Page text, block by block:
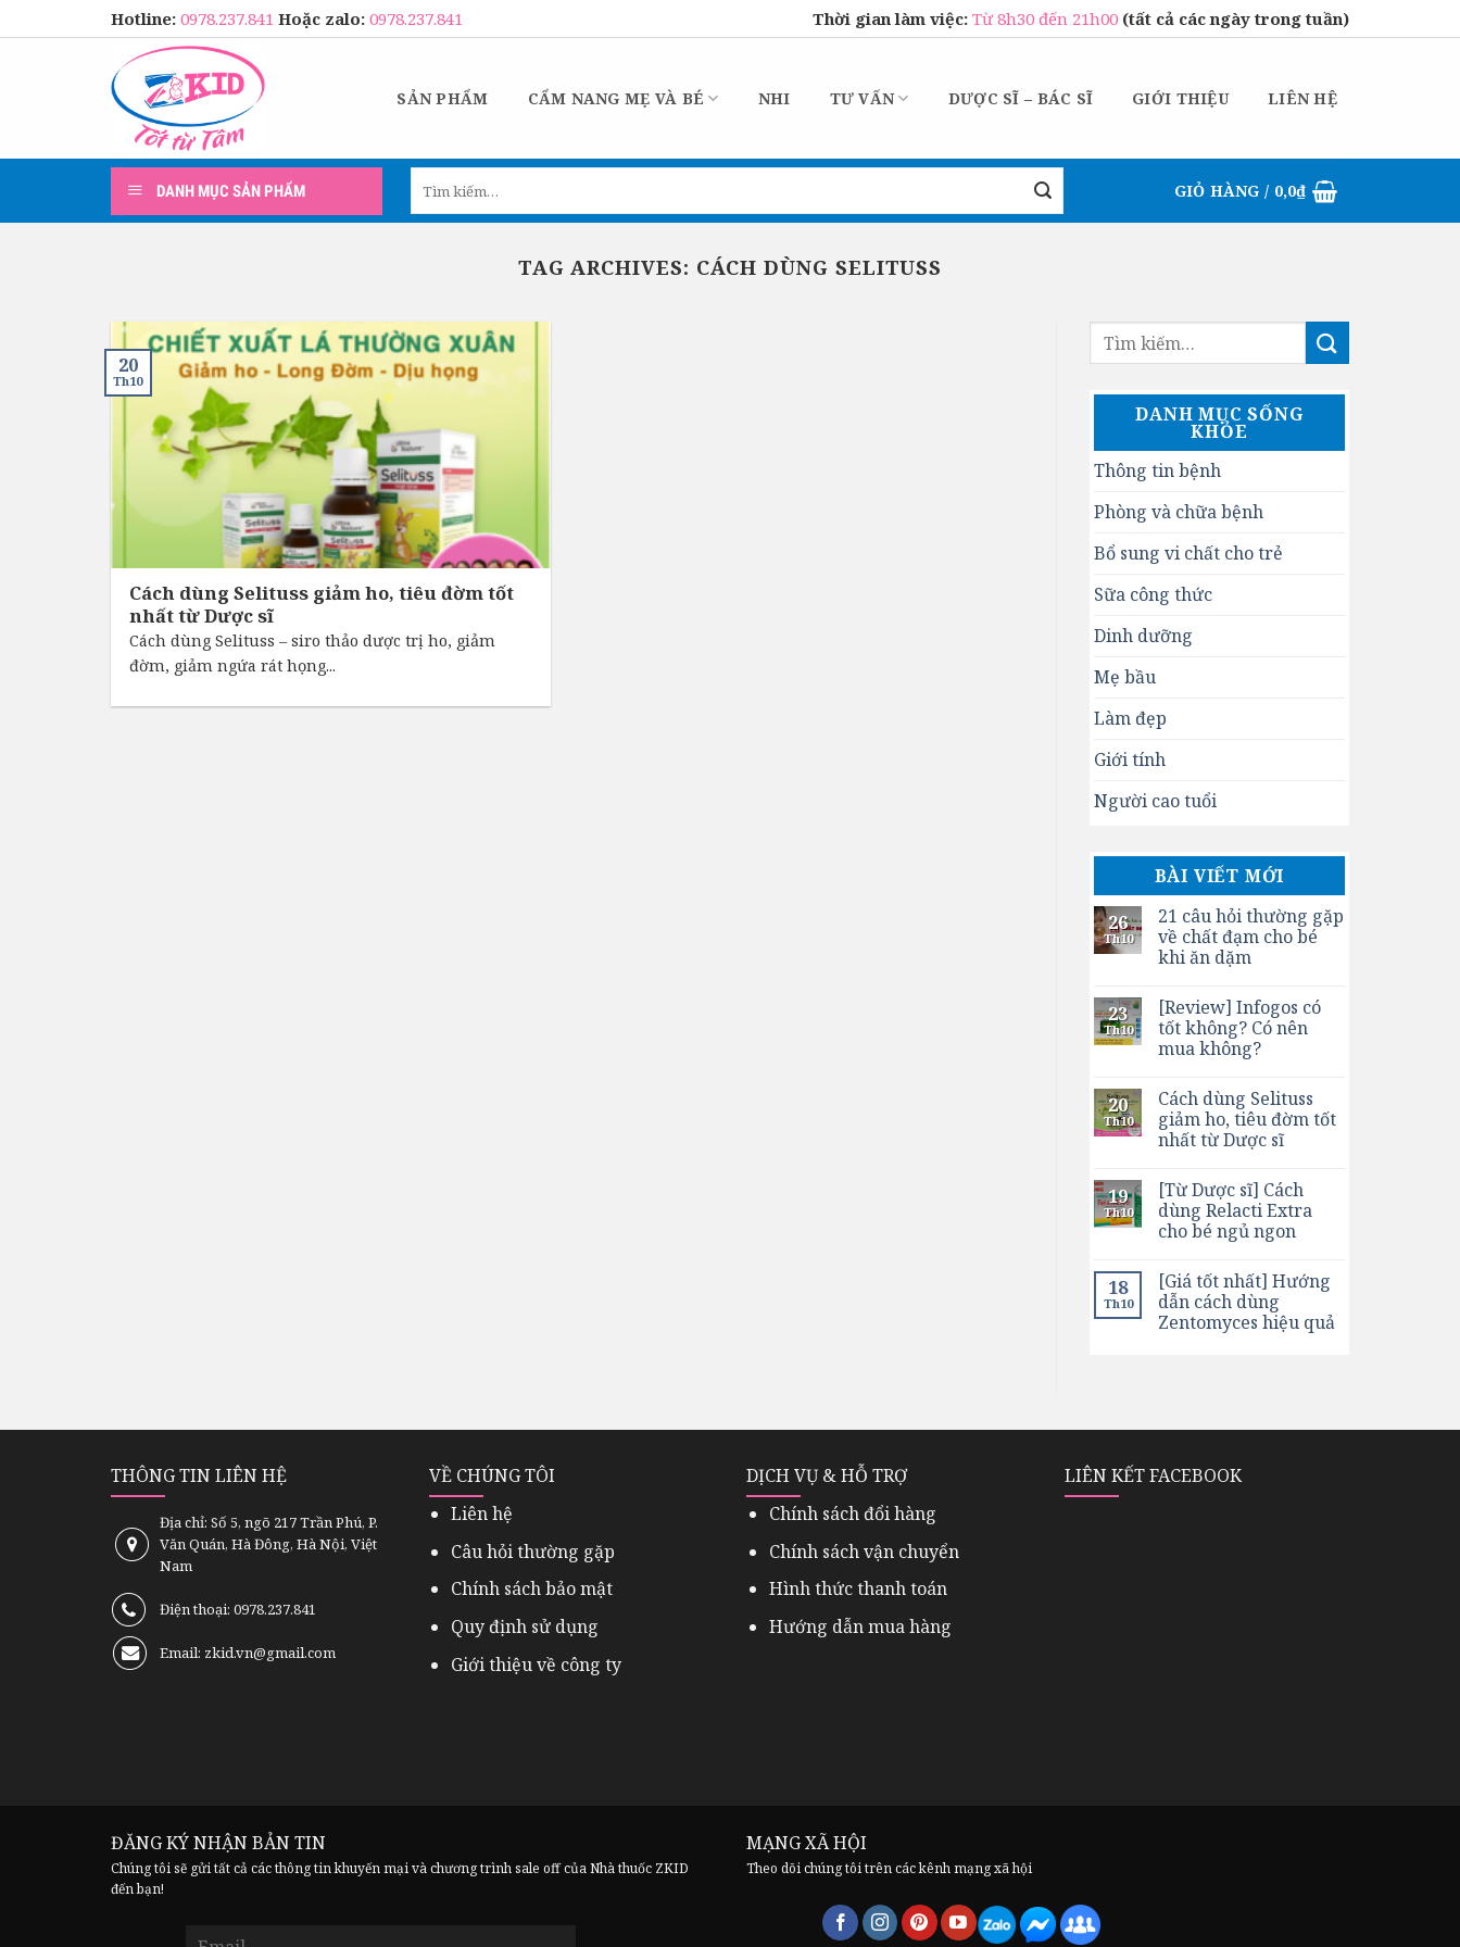
to
Hotline: 0978.237.841 Hoặc zalo: 0978.237.841 Thời gian làm việc: Từ 8h30 đến 21h00 (tất cả các ngày trong tuần)
SẢN PHẨM CẨM NANG MẸ VÀ BÉ NHI TƯ VẤN DƯỢC SĨ – BÁC SĨ GIỚI THIỆU LIÊN HỆ
DANH MỤC SẢN PHẨM
kiếm:
GIỎ HÀNG / 0,0₫
TAG ARCHIVES: CÁCH DÙNG SELITUSS
Cách dùng Selituss giảm ho, tiêu đờm tốt
nhất từ Dược sĩ
Cách dùng Selituss – siro thảo dược trị ho, giảm
đờm, giảm ngứa rát họng...
20
Th10
DANH MỤC SỐNG
KHỎE
Thông tin bệnh
Phòng và chữa bệnh
Bổ sung vi chất cho trẻ
Sữa công thức
Dinh dưỡng
Mẹ bầu
Làm đẹp
Giới tính
Người cao tuổi
BÀI VIẾT MỚI
26
Th10
21 câu hỏi thường gặp
về chất đạm cho bé
khi ăn dặm
23
Th10
[Review] Infogos có
tốt không? Có nên
mua không?
20
Th10
Cách dùng Selituss
giảm ho, tiêu đờm tốt
nhất từ Dược sĩ
19
Th10
[Từ Dược sĩ] Cách
dùng Relacti Extra
cho bé ngủ ngon
18
Th10
[Giá tốt nhất] Hướng
dẫn cách dùng
Zentomyces hiệu quả
THÔNG TIN LIÊN HỆ
Địa chỉ: Số 5, ngõ 217 Trần Phú, P.
Văn Quán, Hà Đông, Hà Nội, Việt
Nam
Điện thoại: 0978.237.841
Email: zkid.vn@gmail.com
VỀ CHÚNG TÔI
Liên hệ
Câu hỏi thường gặp
Chính sách bảo mật
Quy định sử dụng
Giới thiệu về công ty
DỊCH VỤ & HỖ TRỢ
Chính sách đổi hàng
Chính sách vận chuyển
Hình thức thanh toán
Hướng dẫn mua hàng
LIÊN KẾT FACEBOOK
ĐĂNG KÝ NHẬN BẢN TIN
Chúng tôi sẽ gửi tất cả các thông tin khuyến mại và chương trình sale off của Nhà thuốc ZKID
đến bạn!
MẠNG XÃ HỘI
Theo dõi chúng tôi trên các kênh mạng xã hội